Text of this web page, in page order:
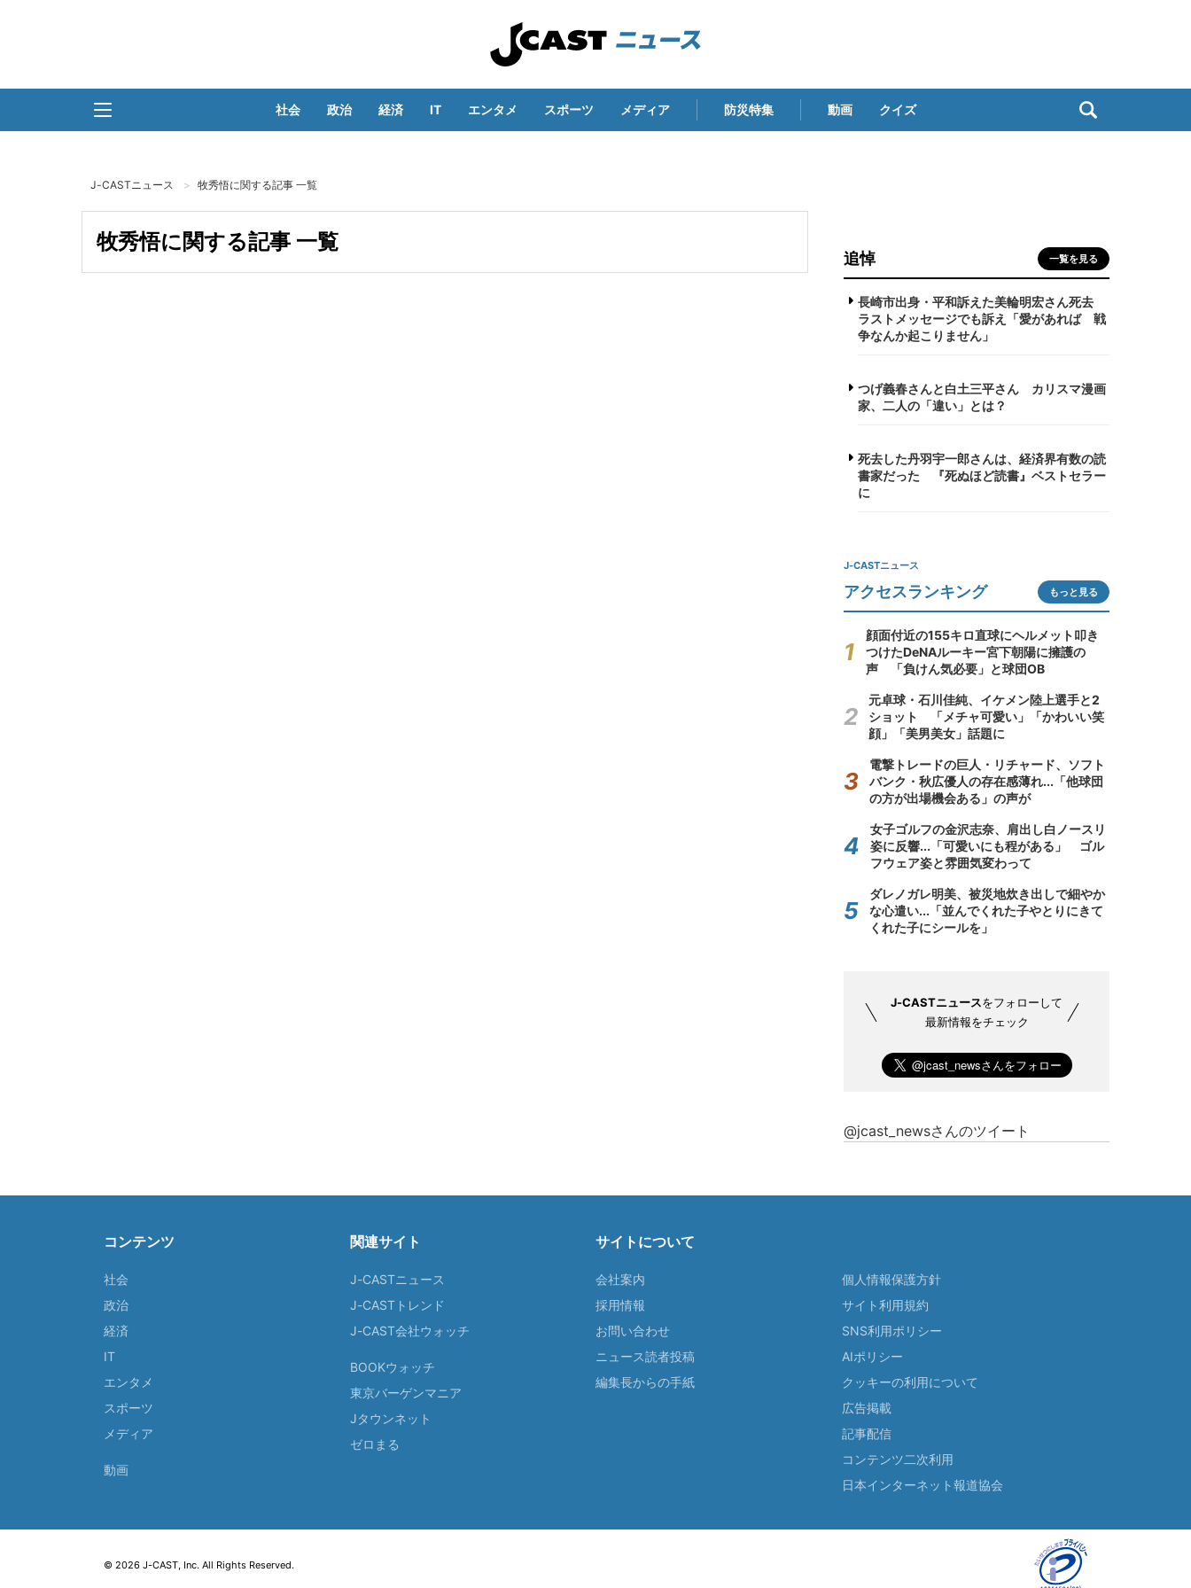
社会 政治 経済 IT エンタメ スポーツ メディア 防災特集 動画 クイズ
J-CASTニュース 牧秀悟に関する記事 一覧
牧秀悟に関する記事 一覧
追悼 一覧を見る
長崎市出身・平和訴えた美輪明宏さん死去
ラストメッセージでも訴え「愛があれば 戦
争なんか起こりません」
つげ義春さんと白土三平さん カリスマ漫画
家、二人の「違い」とは？
死去した丹羽宇一郎さんは、経済界有数の読
書家だった 『死ぬほど読書』ベストセラー
に
J-CASTニュース
アクセスランキング もっと見る
顔面付近の155キロ直球にヘルメット叩き
つけたDeNAルーキー宮下朝陽に擁護の
声 「負けん気必要」と球団OB
元卓球・石川佳純、イケメン陸上選手と2
ショット 「メチャ可愛い」「かわいい笑
顔」「美男美女」話題に
電撃トレードの巨人・リチャード、ソフト
バンク・秋広優人の存在感薄れ...「他球団
の方が出場機会ある」の声が
女子ゴルフの金沢志奈、肩出し白ノースリ
姿に反響...「可愛いにも程がある」 ゴル
フウェア姿と雰囲気変わって
ダレノガレ明美、被災地炊き出しで細やか
な心遣い...「並んでくれた子やとりにきて
くれた子にシールを」
J-CASTニュースをフォローして
最新情報をチェック
@jcast_newsさんのツイート
コンテンツ
社会
政治
経済
IT
エンタメ
スポーツ
メディア
動画
関連サイト
J-CASTニュース
J-CASTトレンド
J-CAST会社ウォッチ
BOOKウォッチ
東京バーゲンマニア
Jタウンネット
ゼロまる
サイトについて
会社案内
採用情報
お問い合わせ
ニュース読者投稿
編集長からの手紙
個人情報保護方針
サイト利用規約
SNS利用ポリシー
AIポリシー
クッキーの利用について
広告掲載
記事配信
コンテンツ二次利用
日本インターネット報道協会
© 2026 J-CAST, Inc. All Rights Reserved.